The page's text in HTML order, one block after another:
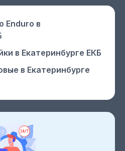
Enduro в
в Екатеринбурге ЕКБ
в Екатеринбурге